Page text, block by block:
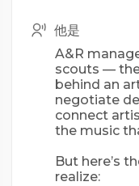
他是
A&R
scouts —
behind an
negotiate
connect
the music
But here’s
realize: